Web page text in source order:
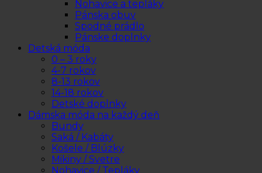
Nohavice a tepláky
Pánska obuv
Spodné prádlo
Pánske doplnky
Detská móda
0 – 3 roky
4-7 rokov
8-13 rokov
14-18 rokov
Detské doplnky
Dámska móda na každý deň
Bundy
Saká / Kabáty
Košele / Blúzky
Mikiny / Svetre
Nohavice / Tepláky